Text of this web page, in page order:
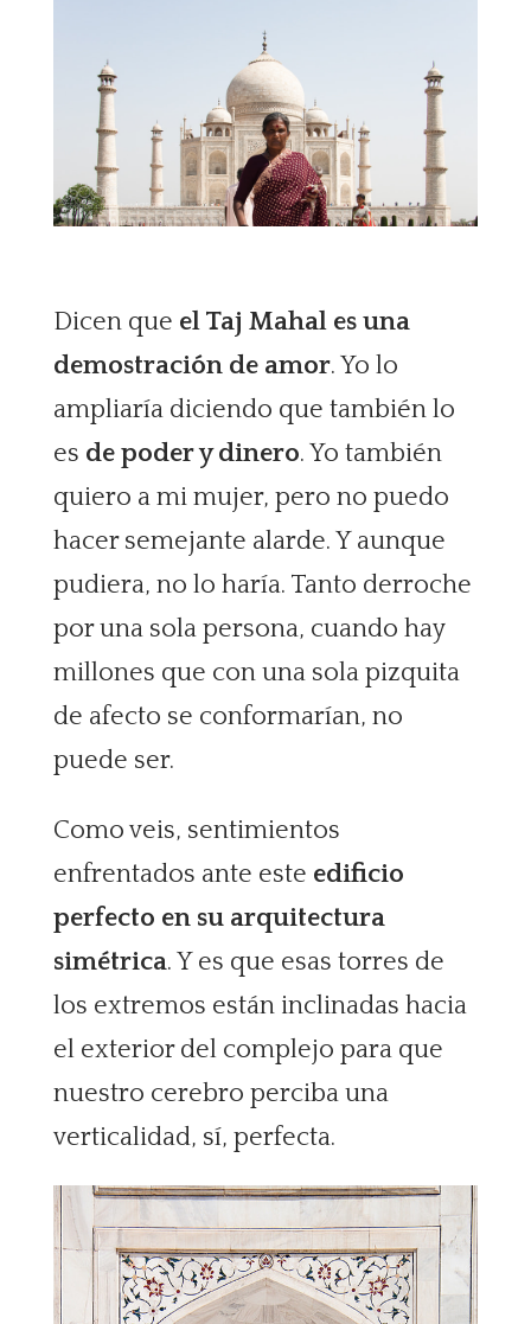
Dicen que el Taj Mahal es una
demostración de amor. Yo lo
ampliaría diciendo que también lo
es de poder y dinero. Yo también
quiero a mi mujer, pero no puedo
hacer semejante alarde. Y aunque
pudiera, no lo haría. Tanto derroche
por una sola persona, cuando hay
millones que con una sola pizquita
de afecto se conformarían, no
puede ser.
Como veis, sentimientos
enfrentados ante este edificio
perfecto en su arquitectura
simétrica. Y es que esas torres de
los extremos están inclinadas hacia
el exterior del complejo para que
nuestro cerebro perciba una
verticalidad, sí, perfecta.